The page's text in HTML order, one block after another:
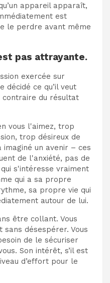
appareil apparaît,
est
le perdre avant même
pas attrayante.
exercée sur
décidé ce qu’il veut
contraire du résultat
vous l'aimez, trop
trop désireux de
imaginé un avenir – ces
de l'anxiété, pas de
s'intéresse vraiment
qui a sa propre
sa propre vie qui
autour de lui.
être collant. Vous
désespérer. Vous
de le sécuriser
Son intérêt, s’il est
d’effort pour le